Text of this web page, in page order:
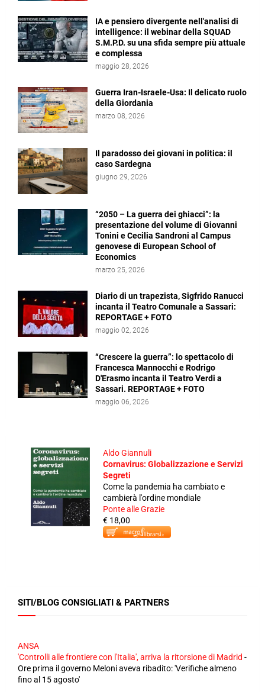
IA e pensiero divergente nell'analisi di
intelligence: il webinar della SQUAD
S.M.P.D. su una sfida sempre più attuale
e complessa
maggio 28, 2026
Guerra Iran-Israele-Usa: Il delicato ruolo
della Giordania
marzo 08, 2026
Il paradosso dei giovani in politica: il
caso Sardegna
giugno 29, 2026
“2050 – La guerra dei ghiacci”: la
presentazione del volume di Giovanni
Tonini e Cecilia Sandroni al Campus
genovese di European School of
Economics
marzo 25, 2026
Diario di un trapezista, Sigfrido Ranucci
incanta il Teatro Comunale a Sassari:
REPORTAGE + FOTO
maggio 02, 2026
“Crescere la guerra”: lo spettacolo di
Francesca Mannocchi e Rodrigo
D'Erasmo incanta il Teatro Verdi a
Sassari. REPORTAGE + FOTO
maggio 06, 2026
Aldo Giannuli
Cornavirus: Globalizzazione e Servizi
Segreti
Come la pandemia ha cambiato e
cambierà l'ordine mondiale
Ponte alle Grazie
€ 18,00
SITI/BLOG CONSIGLIATI & PARTNERS
ANSA
'Controlli alle frontiere con l'Italia', arriva la ritorsione di Madrid -
Ore prima il governo Meloni aveva ribadito: 'Verifiche almeno
fino al 15 agosto'